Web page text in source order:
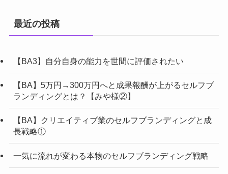
最近の投稿
【BA3】自分自身の能力を世間に評価されたい
【BA】5万円→300万円へと成果報酬が上がるセルフブ
ランディングとは？【みや様②】
【BA】クリエイティブ業のセルフブランディングと成
長戦略①
一気に流れが変わる本物のセルフブランディング戦略